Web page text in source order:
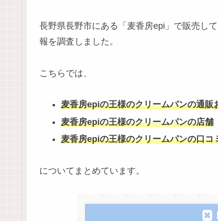
長野県長野市にある「麦香房epi」で販売し
報を調査しました。
こちらでは、
麦香房epiの王様のクリームパンの通販
麦香房epiの王様のクリームパンの店舗
麦香房epiの王様のクリームパンの口コ
についてまとめています。